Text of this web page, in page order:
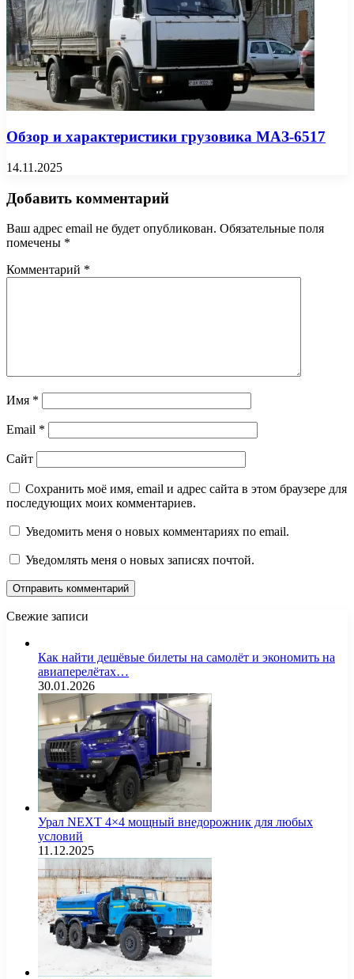
Обзор и характеристики грузовика МАЗ-6517
14.11.2025
Добавить комментарий
Ваш адрес email не будет опубликован. Обязательные поля
помечены *
Комментарий *
Имя *
Email *
Сайт
Сохранить моё имя, email и адрес сайта в этом браузере для
последующих моих комментариев.
Уведомить меня о новых комментариях по email.
Уведомлять меня о новых записях почтой.
Свежие записи
Как найти дешёвые билеты на самолёт и экономить на
авиаперелётах…
30.01.2026
Урал NEXT 4×4 мощный внедорожник для любых
условий
11.12.2025